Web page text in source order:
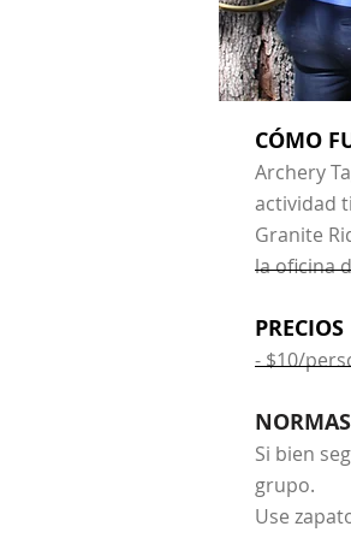
CÓMO
Archery
actividad
Granite
la oficina
PRECIOS
- $10/
NORMAS
Si bien
grupo.
Use